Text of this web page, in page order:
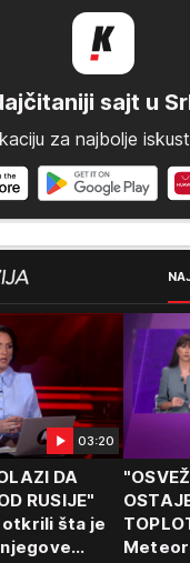
sajt u
za najbolje
03:20
DA
RUSIJE"
otkrili šta je